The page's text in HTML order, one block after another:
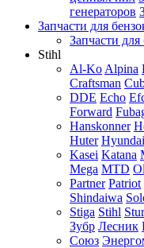
генераторов
Запчасти для
Запчасти для
Stihl
Al-Ko Alpina
Craftsman
DDE Echo
Forward
Hanskonner
Huter Hyundai
Kasei Katana
Mega MTD
Partner Patriot
Shindaiwa
Stiga Stihl
Зубр Лесник
Союз